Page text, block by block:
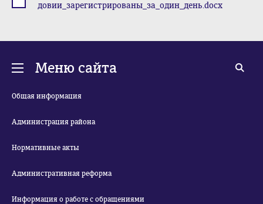
довии_зарегистрированы_за_один_день.docx
Меню сайта
Общая информация
Администрация района
Нормативные акты
Административная реформа
Информация о работе с обращениями